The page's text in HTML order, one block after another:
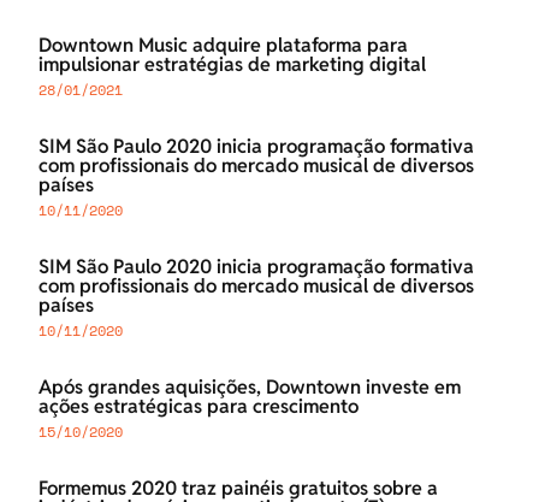
Downtown Music adquire plataforma para
impulsionar estratégias de marketing digital
28/01/2021
SIM São Paulo 2020 inicia programação formativa
com profissionais do mercado musical de diversos
países
10/11/2020
SIM São Paulo 2020 inicia programação formativa
com profissionais do mercado musical de diversos
países
10/11/2020
Após grandes aquisições, Downtown investe em
ações estratégicas para crescimento
15/10/2020
Formemus 2020 traz painéis gratuitos sobre a